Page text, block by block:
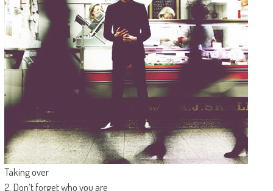
Taking over
2. Don’t forget who you are